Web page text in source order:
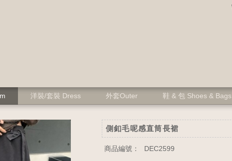
洋裝/套裝 Dress 外套Outer 鞋 & 包 Shoes & Bags
側釦毛呢感直筒長裙
商品編號： DEC2599